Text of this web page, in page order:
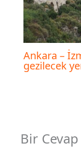
Ankara –
gezilecek
Bir Cevap